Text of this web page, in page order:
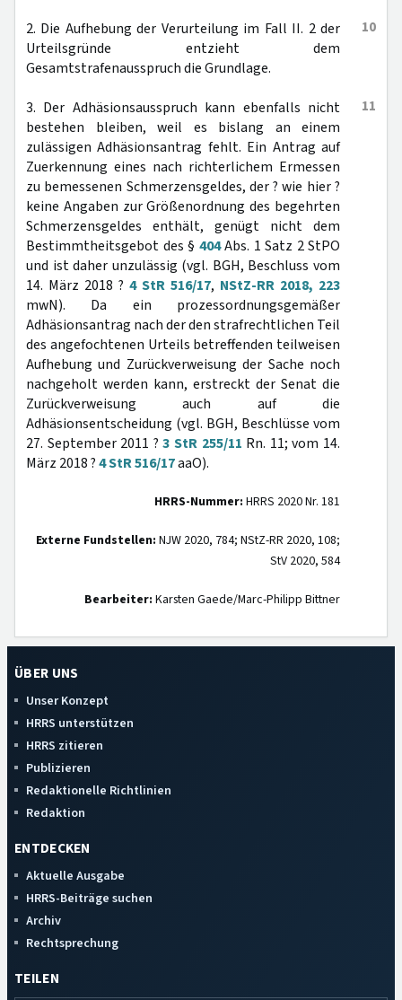
10
2. Die Aufhebung der Verurteilung im Fall II. 2 der
Urteilsgründe entzieht dem
Gesamtstrafenausspruch die Grundlage.
11
3. Der Adhäsionsausspruch kann ebenfalls nicht
bestehen bleiben, weil es bislang an einem
zulässigen Adhäsionsantrag fehlt. Ein Antrag auf
Zuerkennung eines nach richterlichem Ermessen
zu bemessenen Schmerzensgeldes, der ? wie hier ?
keine Angaben zur Größenordnung des begehrten
Schmerzensgeldes enthält, genügt nicht dem
Bestimmtheitsgebot des § 404Abs. 1 Satz 2 StPO
und ist daher unzulässig (vgl. BGH, Beschluss vom
14. März 2018 ? 4 StR 516/17, NStZ-RR 2018, 223
mwN). Da ein prozessordnungsgemäßer
Adhäsionsantrag nach der den strafrechtlichen Teil
des angefochtenen Urteils betreffenden teilweisen
Aufhebung und Zurückverweisung der Sache noch
nachgeholt werden kann, erstreckt der Senat die
Zurückverweisung auch auf die
Adhäsionsentscheidung (vgl. BGH, Beschlüsse vom
27. September 2011 ?3 StR 255/11 Rn. 11; vom 14.
März 2018 ?4 StR 516/17aaO).
HRRS-Nummer: HRRS 2020 Nr. 181
Externe Fundstellen: NJW 2020, 784; NStZ-RR 2020, 108;
StV 2020, 584
Bearbeiter: Karsten Gaede/Marc-Philipp Bittner
ÜBER UNS
Unser Konzept
HRRS unterstützen
HRRS zitieren
Publizieren
Redaktionelle Richtlinien
Redaktion
ENTDECKEN
Aktuelle Ausgabe
HRRS-Beiträge suchen
Archiv
Rechtsprechung
TEILEN